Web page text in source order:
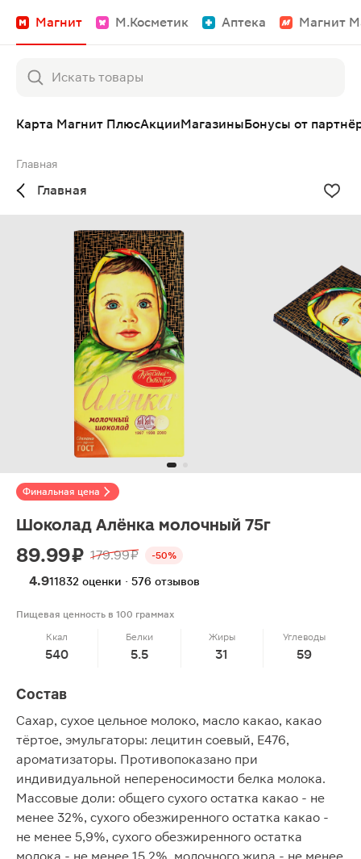
Магнит М.Косметик Аптека Магнит
Карта Магнит ПлюсАкцииМагазиныБонусы от
Главная
Главная
Финальная цена
Шоколад Алёнка молочный 75г
89.99 ₽ 179.99 ₽ -50%
4.911832 оценки · 576 отзывов
Пищевая ценность в 100 граммах
Ккал
540
Белки
5.5
Жиры
31
Углеводы
59
Состав
Сахар, сухое цельное молоко, масло какао, какао
тёртое, эмульгаторы: лецитин соевый, Е476,
ароматизаторы. Противопоказано при
индивидуальной непереносимости белка молока.
Массовые доли: общего сухого остатка какао - не
менее 32%, сухого обезжиренного остатка какао -
не менее 5,9%, сухого обезжиренного остатка